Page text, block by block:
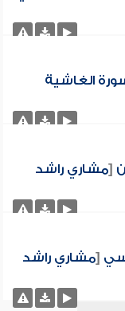
الغاشية
[مشاري راشد
[مشاري راشد